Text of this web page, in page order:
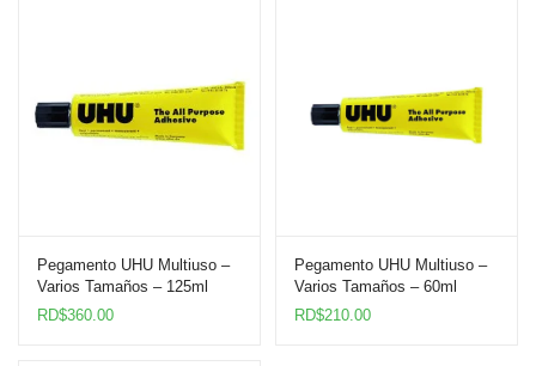
Pegamento UHU Multiuso –
Varios Tamaños – 125ml
RD$360.00
Pegamento UHU Multiuso –
Varios Tamaños – 60ml
RD$210.00